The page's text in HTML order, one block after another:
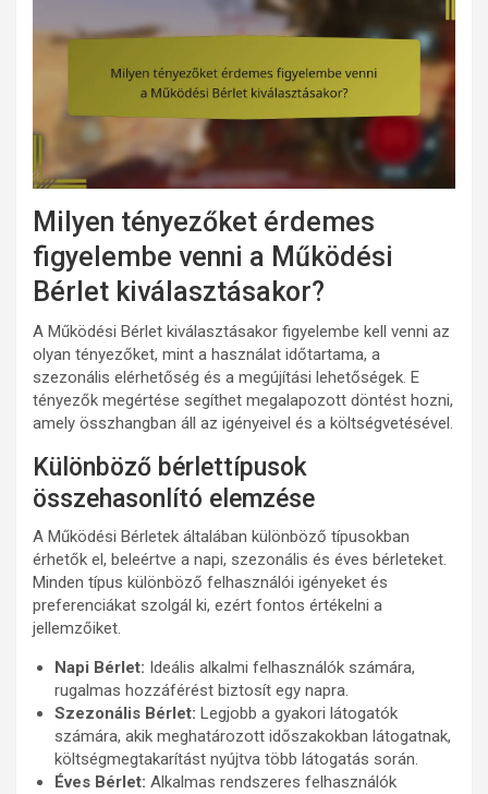
Milyen tényezőket érdemes
figyelembe venni a Működési
Bérlet kiválasztásakor?
A Működési Bérlet kiválasztásakor figyelembe kell venni az
olyan tényezőket, mint a használat időtartama, a
szezonális elérhetőség és a megújítási lehetőségek. E
tényezők megértése segíthet megalapozott döntést hozni,
amely összhangban áll az igényeivel és a költségvetésével.
Különböző bérlettípusok
összehasonlító elemzése
A Működési Bérletek általában különböző típusokban
érhetők el, beleértve a napi, szezonális és éves bérleteket.
Minden típus különböző felhasználói igényeket és
preferenciákat szolgál ki, ezért fontos értékelni a
jellemzőiket.
Napi Bérlet: Ideális alkalmi felhasználók számára,
rugalmas hozzáférést biztosít egy napra.
Szezonális Bérlet: Legjobb a gyakori látogatók
számára, akik meghatározott időszakokban látogatnak,
költségmegtakarítást nyújtva több látogatás során.
Éves Bérlet: Alkalmas rendszeres felhasználók